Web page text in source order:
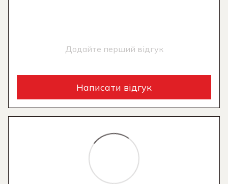
Додайте перший відгук
Написати відгук